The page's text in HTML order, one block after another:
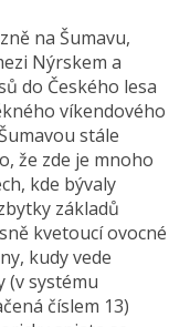
na Šumavu,
Nýrskem a
do Českého lesa
víkendového
stále
že zde je mnoho
kde bývaly
základů
kvetoucí ovocné
kudy vede
(v systému
číslem 13)